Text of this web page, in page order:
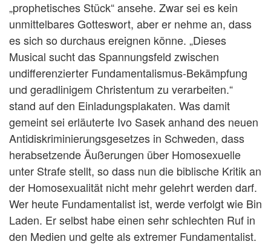
„prophetisches Stück“ ansehe. Zwar sei es kein
unmittelbares Gotteswort, aber er nehme an, dass
es sich so durchaus ereignen könne. „Dieses
Musical sucht das Spannungsfeld zwischen
undifferenzierter Fundamentalismus-Bekämpfung
und geradlinigem Christentum zu verarbeiten.“
stand auf den Einladungsplakaten. Was damit
gemeint sei erläuterte Ivo Sasek anhand des neuen
Antidiskriminierungsgesetzes in Schweden, dass
herabsetzende Äußerungen über Homosexuelle
unter Strafe stellt, so dass nun die biblische Kritik an
der Homosexualität nicht mehr gelehrt werden darf.
Wer heute Fundamentalist ist, werde verfolgt wie Bin
Laden. Er selbst habe einen sehr schlechten Ruf in
den Medien und gelte als extremer Fundamentalist.